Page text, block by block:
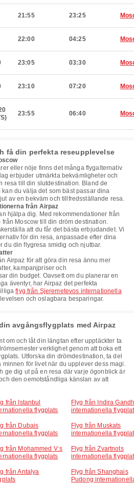
21:55 23:25
22:00 04:25
23:05 03:30
23:10 07:20
23:55 06:40
få din perfekta reseupplevelse
eller nöje finns det många flygalternativ
erbjuder utmärkta bekvämligheter och
resa till din slutdestination. Bland de
du välja det som bäst passar dina
av en bekväm och tillfredsställande resa.
från Airpaz
hjälpa dig. Med rekommendationer från
Moscow till din dröm destination.
att du får det bästa erbjudandet. Vi
för din resa, anpassade efter dina
du din flygresa smidig och njutbar.
Airpaz för att göra din resa ännu mer
kampanjpriser och
din budget. Oavsett om du planerar en
äventyr, har Airpaz det perfekta
flyg från Sjeremetevos internationella
och oslagbara besparingar.
avgångsflygplats med Airpaz
om och låt din längtan efter upptäckter ta
verklighet genom att boka ett
Utforska din drömdestination, ta del
för livet när du upplever dess magi.
ge dig ut på en resa där varje ögonblick är
den oemotståndliga känslan av att
från Istanbul
flygplats
Flyg från Indira
internationella
från Dubais
flygplats
Flyg från Muskats
internationella
från Mohammed V:s
flygplats
Flyg från Zvartnots
internationella
från Antalya
Flyg från Shanghais
Pudong